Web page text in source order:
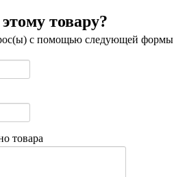
товару?
с помощью следующей
товара